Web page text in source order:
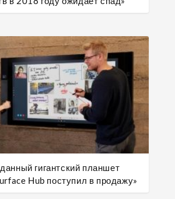
гигантский планшет
Hub поступил в продажу»